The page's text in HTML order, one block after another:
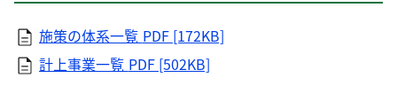
施策の体系一覧 PDF [172KB]
計上事業一覧 PDF [502KB]